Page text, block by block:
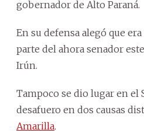
gobernador de Alto Paraná.
En su defensa alegó que
parte del ahora senador
Irún.
Tampoco se dio lugar en el
desafuero en dos causas
Amarilla.